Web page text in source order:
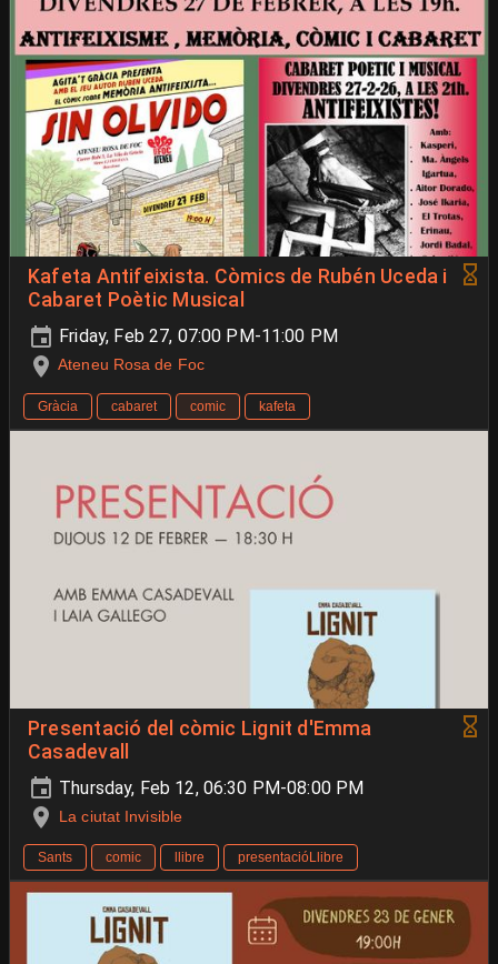
Kafeta Antifeixista. Còmics de Rubén Uceda i
Cabaret Poètic Musical
Friday, Feb 27, 07:00 PM-11:00 PM
Ateneu Rosa de Foc
Gràcia cabaret comic kafeta
Presentació del còmic Lignit d'Emma
Casadevall
Thursday, Feb 12, 06:30 PM-08:00 PM
La ciutat Invisible
Sants comic llibre presentacióLlibre